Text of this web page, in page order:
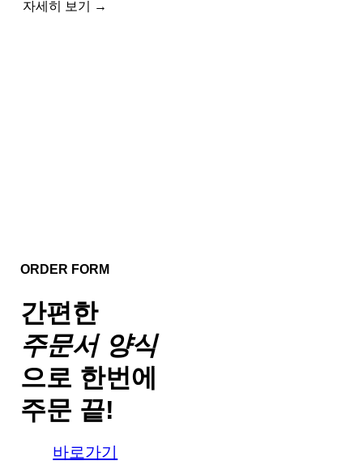
자세히 보기 →
ORDER FORM
간편한
주문서 양식
으로 한번에
주문 끝!
바로가기